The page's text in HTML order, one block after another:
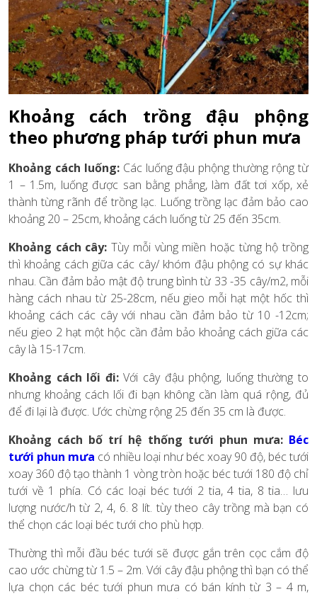
Khoảng cách trồng đậu phộng
theo phương pháp tưới phun mưa
Khoảng cách luống:Các luống đậu phộng thường rộng từ
1 – 1.5m, luống được san bằng phẳng, làm đất tơi xốp, xẻ
thành từng rãnh để trồng lạc. Luống trồng lạc đảm bảo cao
khoảng 20 – 25cm, khoảng cách luống từ 25 đến 35cm.
Khoảng cách cây: Tùy mỗi vùng miền hoặc từng hộ trồng
thì khoảng cách giữa các cây/ khóm đậu phộng có sự khác
nhau. Cần đảm bảo mật độ trung bình từ 33 -35 cây/m2, mỗi
hàng cách nhau từ 25-28cm, nếu gieo mỗi hạt một hốc thì
khoảng cách các cây với nhau cần đảm bảo từ 10 -12cm;
nếu gieo 2 hạt một hộc cần đảm bảo khoảng cách giữa các
cây là 15-17cm.
Khoảng cách lối đi:Với cây đậu phộng, luống thường to
nhưng khoảng cách lối đi bạn không cần làm quá rộng, đủ
để đi lại là được. Ước chừng rộng 25 đến 35 cm là được.
Khoảng cách bố trí hệ thống tưới phun mưa: Béc
tưới phun mưa có nhiều loại như béc xoay 90 độ, béc tưới
xoay 360 độ tạo thành 1 vòng tròn hoặc béc tưới 180 độ chỉ
tưới về 1 phía. Có các loại béc tưới 2 tia, 4 tia, 8 tia… lưu
lượng nước/h từ 2, 4, 6. 8 lít. tùy theo cây trồng mà bạn có
thể chọn các loại béc tưới cho phù hợp.
Thường thì mỗi đầu béc tưới sẽ được gắn trên cọc cắm độ
cao ước chừng từ 1.5 – 2m. Với cây đậu phộng thì bạn có thể
lựa chọn các béc tưới phun mưa có bán kính từ 3 – 4 m,